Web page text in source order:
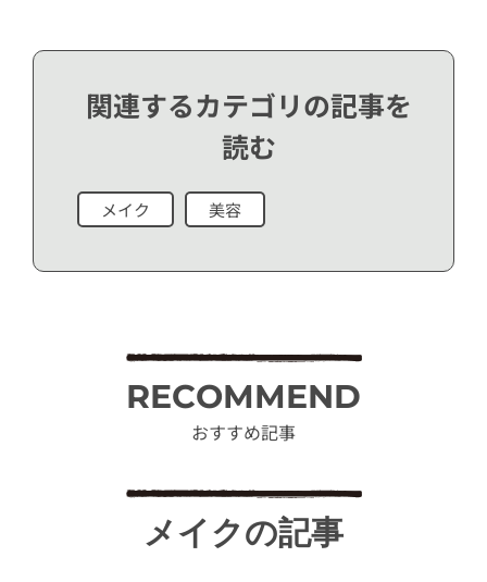
関連するカテゴリの記事を
読む
メイク 美容
RECOMMEND
おすすめ記事
メイクの記事